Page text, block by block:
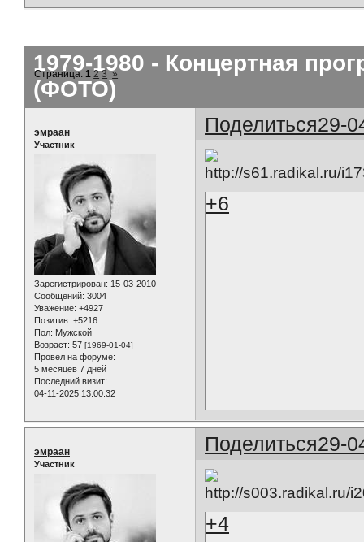
1979-1980 - Концертная
(ФОТО)
Страница:1 2 3 »
Поделиться29-
эмраан
Участник
Зарегистрирован: 15-03-2010
Сообщений: 3004
Уважение: +4927
Позитив: +5216
Пол: Мужской
Возраст: 57 [1969-01-04]
Провел на форуме:
5 месяцев 7 дней
Последний визит:
04-11-2025 13:00:32
+6
Поделиться29-
эмраан
Участник
+4